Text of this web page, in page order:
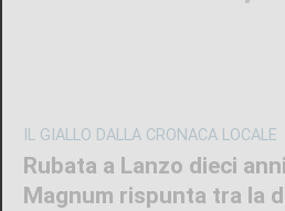
IL GIALLO DALLA CRONACA LOCALE
Rubata a Lanzo dieci
Magnum rispunta tra la